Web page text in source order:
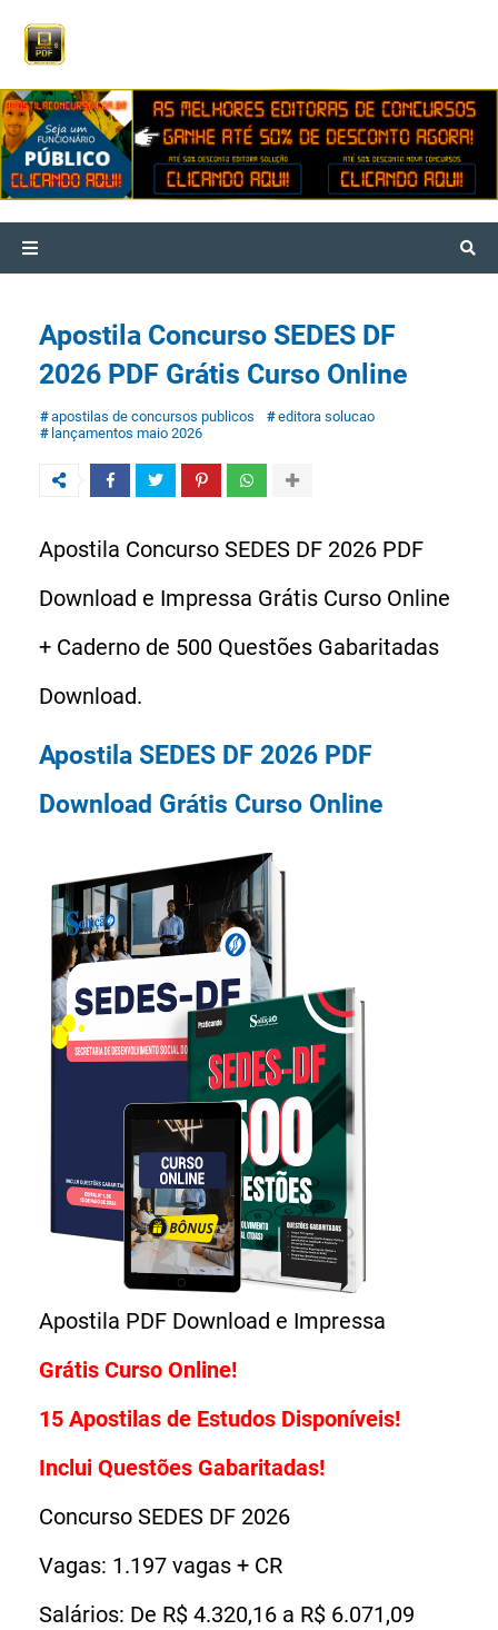
Apostila Concurso SEDES DF
2026 PDF Grátis Curso Online
apostilas de concursos publicos
editora solucao
lançamentos maio 2026
Apostila Concurso SEDES DF 2026 PDF
Download e Impressa Grátis Curso Online
+ Caderno de 500 Questões Gabaritadas
Download.
Apostila SEDES DF 2026 PDF
Download Grátis Curso Online
Grátis Curso Online!
15 Apostilas de Estudos Disponíveis!
Inclui Questões Gabaritadas!
Concurso SEDES DF 2026
Vagas: 1.197 vagas + CR
Salários: De R$ 4.320,16 a R$ 6.071,09